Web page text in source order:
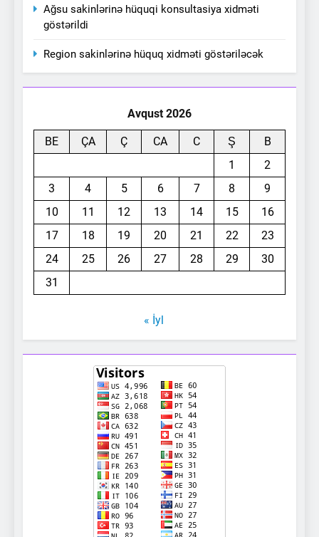
Ağsu sakinlərinə hüquqi konsultasiya xidməti
göstərildi
Region sakinlərinə hüquq xidməti göstəriləcək
Avqust 2026
BE ÇA Ç CA C Ş
B
1
2
3
4 5 6 7 8
9
10
11 12 13 14 15
16
17
18 19 20 21 22
23
24
25 26 27 28 29
30
31
« İyl